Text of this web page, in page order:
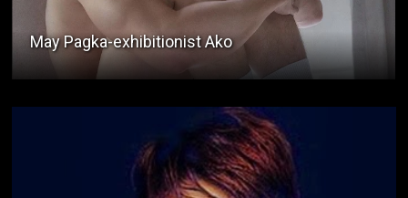
Spakol Experience